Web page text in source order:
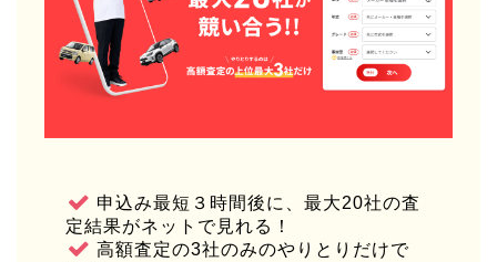
申込み最短３時間後に、最大20社の査
定結果がネットで見れる！
高額査定の3社のみのやりとりだけで